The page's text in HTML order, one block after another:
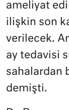
ameliyat
ilişkin son
verilecek.
ay tedavisi
sahalardan
demişti.